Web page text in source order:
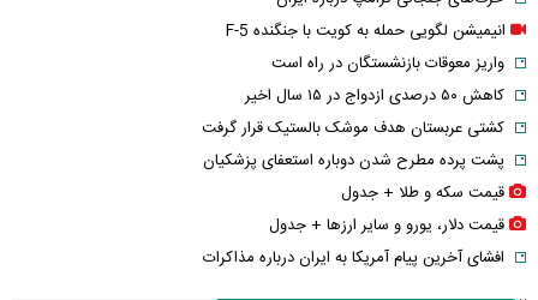
انیمیشن لگویی حمله به کویت با جنگنده F-5
واریز معوقات بازنشستگان در راه است
کاهش ۵۰ درصدی ازدواج در ۱۵ سال اخیر
کشتی عربستان هدف موشک بالستیک قرار گرفت
پشت پرده مطرح شدن دوباره استعفای پزشکیان
قیمت سکه و طلا + جدول
قیمت دلار، یورو و سایر ارز‌ها + جدول
افشای آخرین پیام آمریکا به ایران درباره مذاکرات